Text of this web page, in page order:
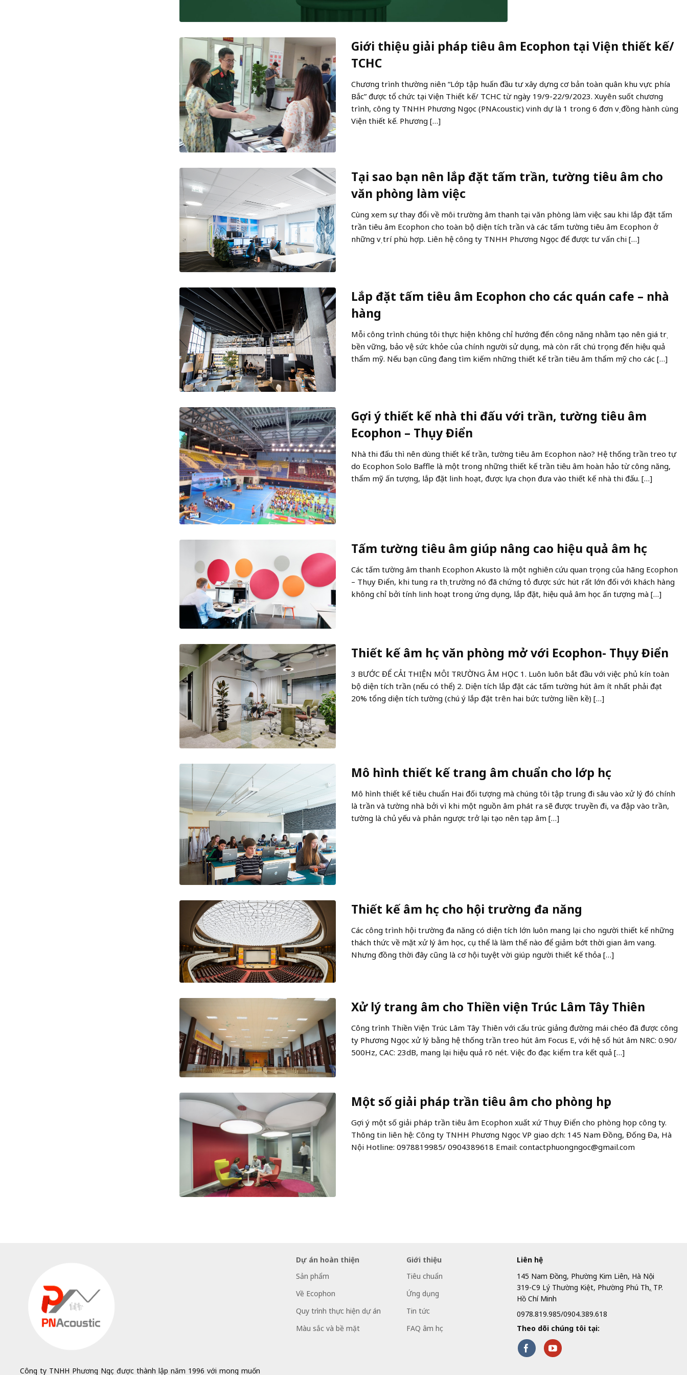
Giới thiệu giải pháp tiêu âm Ecophon tại Viện thiết kế/
TCHC
Chương trình thường niên “Lớp tập huấn đầu tư xây dựng cơ bản toàn quân khu vực phía
Bắc” được tổ chức tại Viện Thiết kế/ TCHC từ ngày 19/9-22/9/2023. Xuyên suốt chương
trình, công ty TNHH Phương Ngọc (PNAcoustic) vinh dự là 1 trong 6 đơn vị đồng hành cùng
Viện thiết kế. Phương […]
Tại sao bạn nên lắp đặt tấm trần, tường tiêu âm cho
văn phòng làm việc
Cùng xem sự thay đổi về môi trường âm thanh tại văn phòng làm việc sau khi lắp đặt tấm
trần tiêu âm Ecophon cho toàn bộ diện tích trần và các tấm tường tiêu âm Ecophon ở
những vị trí phù hợp. Liên hệ công ty TNHH Phương Ngọc để được tư vấn chi […]
Lắp đặt tấm tiêu âm Ecophon cho các quán cafe – nhà
hàng
Mỗi công trình chúng tôi thực hiện không chỉ hướng đến công năng nhằm tạo nên giá trị
bền vững, bảo vệ sức khỏe của chính người sử dụng, mà còn rất chú trọng đến hiệu quả
thẩm mỹ. Nếu bạn cũng đang tìm kiếm những thiết kế trần tiêu âm thẩm mỹ cho các […]
Gợi ý thiết kế nhà thi đấu với trần, tường tiêu âm
Ecophon – Thụy Điển
Nhà thi đấu thì nên dùng thiết kế trần, tường tiêu âm Ecophon nào? Hệ thống trần treo tự
do Ecophon Solo Baffle là một trong những thiết kế trần tiêu âm hoàn hảo từ công năng,
thẩm mỹ ấn tượng, lắp đặt linh hoạt, được lựa chọn đưa vào thiết kế nhà thi đấu. […]
Tấm tường tiêu âm giúp nâng cao hiệu quả âm học
Các tấm tường âm thanh Ecophon Akusto là một nghiên cứu quan trọng của hãng Ecophon
– Thụy Điển, khi tung ra thị trường nó đã chứng tỏ được sức hút rất lớn đối với khách hàng
không chỉ bởi tính linh hoạt trong ứng dụng, lắp đặt, hiệu quả âm học ấn tượng mà […]
Thiết kế âm học văn phòng mở với Ecophon- Thụy Điển
3 BƯỚC ĐỂ CẢI THIỆN MÔI TRƯỜNG ÂM HỌC 1. Luôn luôn bắt đầu với việc phủ kín toàn
bộ diện tích trần (nếu có thể) 2. Diện tích lắp đặt các tấm tường hút âm ít nhất phải đạt
20% tổng diện tích tường (chú ý lắp đặt trên hai bức tường liền kề) […]
Mô hình thiết kế trang âm chuẩn cho lớp học
Mô hình thiết kế tiêu chuẩn Hai đối tượng mà chúng tôi tập trung đi sâu vào xử lý đó chính
là trần và tường nhà bởi vì khi một nguồn âm phát ra sẽ được truyền đi, va đập vào trần,
tường là chủ yếu và phản ngược trở lại tạo nên tạp âm […]
Thiết kế âm học cho hội trường đa năng
Các công trình hội trường đa năng có diện tích lớn luôn mang lại cho người thiết kế những
thách thức về mặt xử lý âm học, cụ thể là làm thế nào để giảm bớt thời gian âm vang.
Nhưng đồng thời đây cũng là cơ hội tuyệt vời giúp người thiết kế thỏa […]
Xử lý trang âm cho Thiền viện Trúc Lâm Tây Thiên
Công trình Thiền Viện Trúc Lâm Tây Thiên với cấu trúc giảng đường mái chéo đã được công
ty Phương Ngọc xử lý bằng hệ thống trần treo hút âm Focus E, với hệ số hút âm NRC: 0.90/
500Hz, CAC: 23dB, mang lại hiệu quả rõ nét. Việc đo đạc kiểm tra kết quả […]
Một số giải pháp trần tiêu âm cho phòng họp
Gợi ý một số giải pháp trần tiêu âm Ecophon xuất xứ Thụy Điển cho phòng họp công ty.
Thông tin liên hệ: Công ty TNHH Phương Ngọc VP giao dịch: 145 Nam Đồng, Đống Đa, Hà
Nội Hotline: 0978819985/ 0904389618 Email: contactphuongngoc@gmail.com
Công ty TNHH Phương Ngọc được thành lập năm 1996 với mong muốn
Dự án hoàn thiện
Sản phẩm
Về Ecophon
Quy trình thực hiện dự án
Màu sắc và bề mặt
Giới thiệu
Tiêu chuẩn
Ứng dụng
Tin tức
FAQ âm học
Liên hệ
145 Nam Đồng, Phường Kim Liên, Hà Nội
319-C9 Lý Thường Kiệt, Phường Phú Thọ, TP.
Hồ Chí Minh
0978.819.985/0904.389.618
Theo dõi chúng tôi tại: